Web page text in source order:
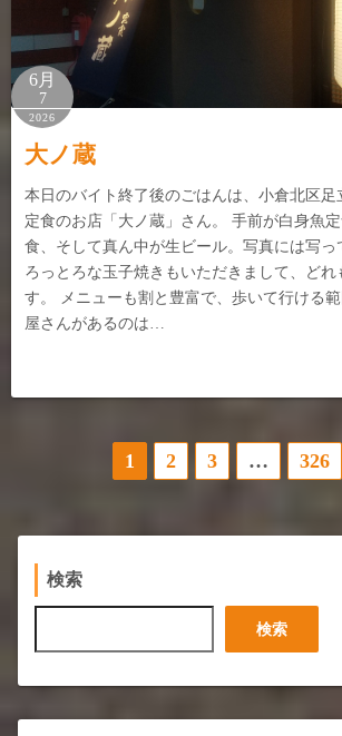
6月
7
2026
大ノ蔵
本日のバイト終了後のごはんは、小倉北区足
定食のお店「大ノ蔵」さん。 手前が白身魚
食、そして真ん中が生ビール。写真には写っ
ろっとろな玉子焼きもいただきまして、ど
す。 メニューも割と豊富で、歩いて行ける
屋さんがあるのは…
ペ
ジ
送
1 2 3 … 326
検索
索
検索